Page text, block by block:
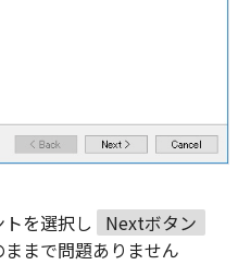
を選択し
Nextボタン
まで問題ありません